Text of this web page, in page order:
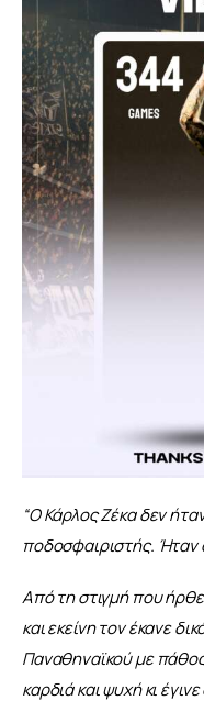
“Ο Κάρλος Ζέκα δεν
ποδοσφαιριστής. Ήταν
Από τη στιγμή που
και εκείνη τον έκανε
Παναθηναϊκού με
καρδιά και ψυχή κι